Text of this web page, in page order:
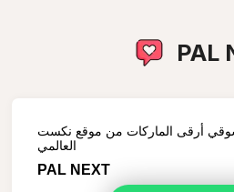
PAL
أرقى الماركات من موقع نكست
العالمي
PAL NEXT